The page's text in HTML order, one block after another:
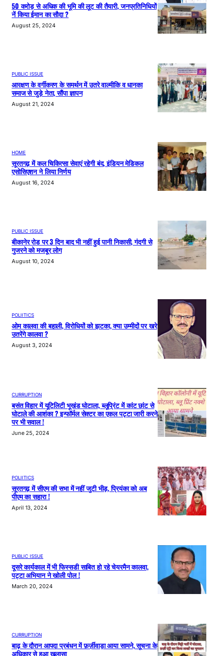
50 करोड़ से अधिक की भूमि की लूट की तैयारी, जनप्रतिनिधियों
नें किया ईमान का सौदा ?
August 25, 2024
PUBLIC ISSUE
आरक्षण के वर्गीकरण के समर्थन में उतरे वाल्मीकि व धानका
समाज से जुड़े नेता, सौंपा ज्ञापन
August 21, 2024
HOME
सूरतगढ़ में कल चिकित्सा सेवाएं रहेगी बंद, इंडियन मेडिकल
एसोसिएशन ने लिया निर्णय
August 16, 2024
PUBLIC ISSUE
बीकानेर रोड पर 3 दिन बाद भी नहीं हुई पानी निकासी, गंदगी से
गुजरने को मजबूर लोग
August 10, 2024
POLIITICS
ओम कालवा की बहाली, विरोधियों को झटका, क्या उम्मीदों पर खरे
उतरेंगे कालवा ?
August 3, 2024
CURRUPTION
बसंत विहार में यूटिलिटी भूखंड घोटाला, ब्लूप्रिंट में कांट छांट से
घोटाले की आशंका ? इन्फॉर्मल सेक्टर का एकल पट्टा जारी करने
पर भी सवाल !
June 25, 2024
POLIITICS
सूरतगढ़ में सीएम की सभा में नहीं जुटी भीड़, प्रियंका को अब
पीएम का सहारा !
April 13, 2024
PUBLIC ISSUE
दूसरे कार्यकाल में भी फिस्सडी साबित हो रहे चेयरमैन कालवा,
पट्टा अभियान ने खोली पोल !
March 20, 2024
CURRUPTION
बाढ़ के दौरान आपदा प्रबंधन में फ़र्ज़ीवाड़ा आया सामने, सूचना के
अधिकार से हुआ खुलासा